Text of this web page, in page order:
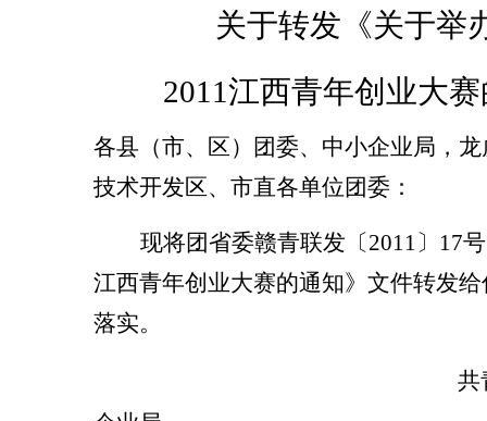
关于转发《关于举
2011江西青年创业大
各县（市、区）团委、中小企业局，
技术开发区、市直各单位团委：
现将团省委赣青联发〔2011〕 17
江西青年创业大赛的通知》文件转发
落实。
共